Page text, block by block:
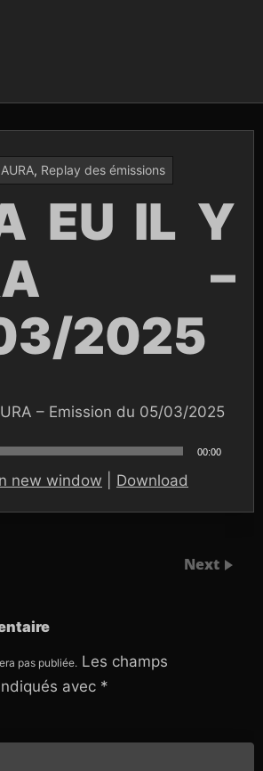
, Replay des émissions
EU IL Y
–
2025
– Emission du 05/03/2025
00:00
new window Download
Next
pas publiée. Les champs
avec *